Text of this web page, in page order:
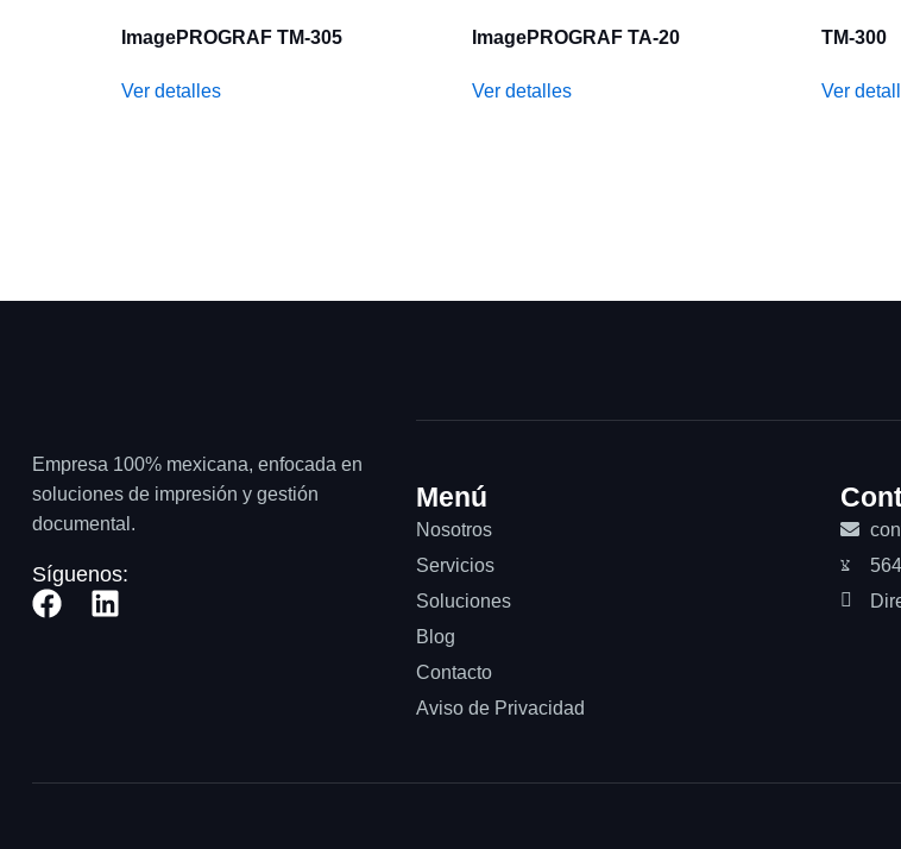
ImagePROGRAF TM-305
Ver detalles
ImagePROGRAF TA-20
Ver detalles
TM-300
Ver
Empresa 100% mexicana, enfocada en
soluciones de impresión y gestión
documental.
Síguenos:
Menú
Nosotros
Servicios
Soluciones
Blog
Contacto
Aviso de Privacidad